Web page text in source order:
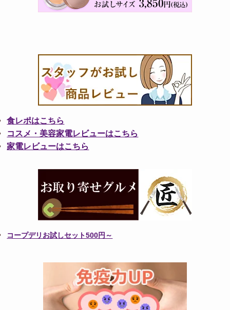
食レポはこちら
コスメ・美容家電レビューはこちら
家電レビューはこちら
コープデリお試しセット500円～